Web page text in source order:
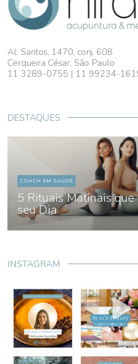
Al. Santos, 1470, conj. 608
Cerqueira César, São Paulo
11 3289-0755 | 11 99234-
DESTAQUES
COACH EM SAÚDE
5 Rituais Matinais que
seu Dia
INSTAGRAM